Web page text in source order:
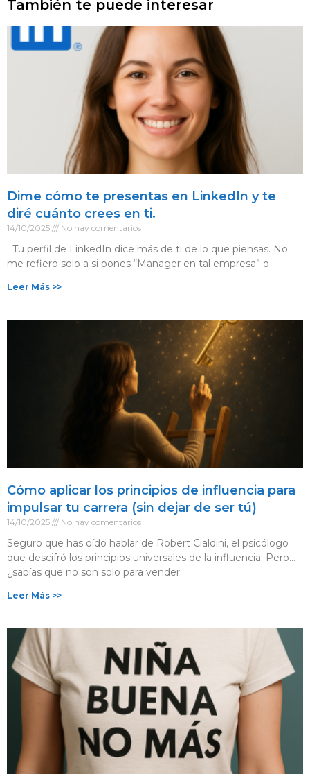
También te puede interesar
Dime cómo te presentas en LinkedIn y te
diré cuánto crees en ti.
14/10/2025 No hay comentarios
Tu perfil de LinkedIn dice más de ti de lo que piensas. No
me refiero solo a si pones “Manager en tal empresa” o
Leer Más >>
Cómo aplicar los principios de influencia para
impulsar tu carrera (sin dejar de ser tú)
14/10/2025 No hay comentarios
Seguro que has oído hablar de Robert Cialdini, el psicólogo
que descifró los principios universales de la influencia. Pero…
¿sabías que no son solo para vender
Leer Más >>